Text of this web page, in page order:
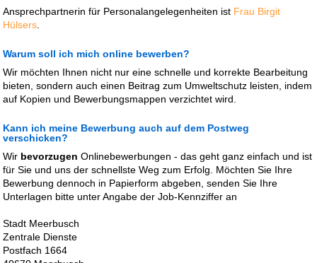
Ansprechpartnerin für Personalangelegenheiten ist Frau Birgit
Hülsers
Warum soll ich mich online bewerben?
Wir möchten Ihnen nicht nur eine schnelle und korrekte Bearbeitung
bieten, sondern auch einen Beitrag zum Umweltschutz leisten, indem
auf Kopien und Bewerbungsmappen verzichtet wird.
Kann ich meine Bewerbung auch auf dem Postweg
verschicken?
Wir bevorzugenOnlinebewerbungen - das geht ganz einfach und ist
für Sie und uns der schnellste Weg zum Erfolg. Möchten Sie Ihre
Bewerbung dennoch in Papierform abgeben, senden Sie Ihre
Unterlagen bitte unter Angabe der Job-Kennziffer an
Stadt Meerbusch
Zentrale Dienste
Postfach 1664